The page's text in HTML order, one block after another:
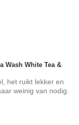
Wash White Tea &
het ruikt lekker en
weinig van nodig.